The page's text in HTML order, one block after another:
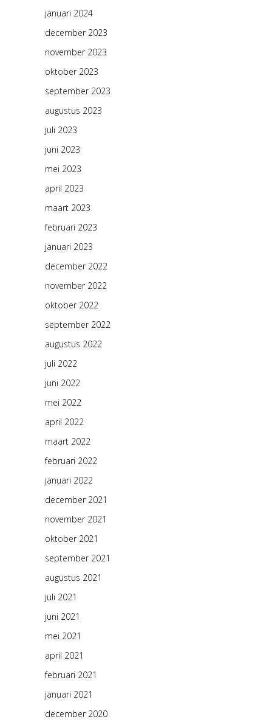
januari 2024
december 2023
november 2023
oktober 2023
september 2023
augustus 2023
juli 2023
juni 2023
mei 2023
april 2023
maart 2023
februari 2023
januari 2023
december 2022
november 2022
oktober 2022
september 2022
augustus 2022
juli 2022
juni 2022
mei 2022
april 2022
maart 2022
februari 2022
januari 2022
december 2021
november 2021
oktober 2021
september 2021
augustus 2021
juli 2021
juni 2021
mei 2021
april 2021
februari 2021
januari 2021
december 2020